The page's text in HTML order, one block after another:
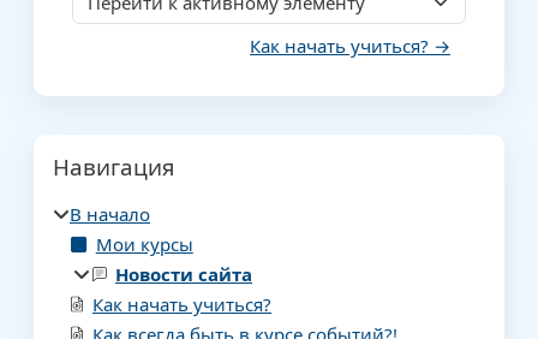
Перейти к активному элементу
Как начать учиться? →
Блоки
Навигация
В начало
Мои курсы
Новости сайта
Как начать учиться?